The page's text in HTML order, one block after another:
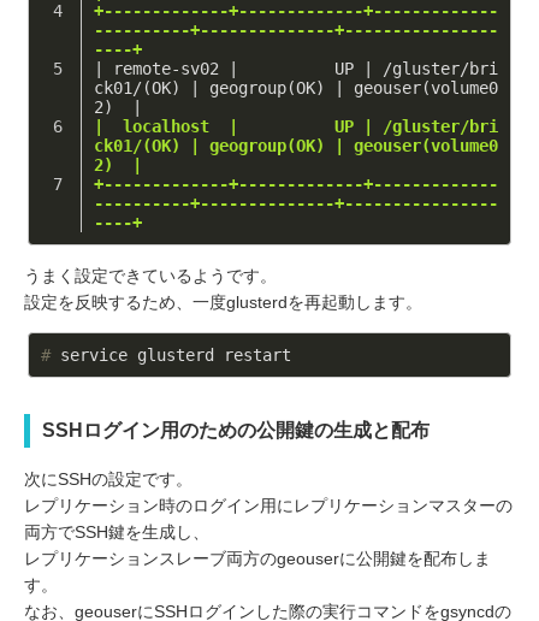
+-------------+-------------+-------------
----------+--------------+----------------
----+
| remote-sv02 |          UP | /gluster/bri
ck01/(OK) | geogroup(OK) | geouser(volume0
2)  |
|  localhost  |          UP | /gluster/bri
ck01/(OK) | geogroup(OK) | geouser(volume0
2)  |
+-------------+-------------+-------------
----------+--------------+----------------
----+
うまく設定できているようです。
設定を反映するため、一度glusterdを再起動します。
# service glusterd restart
SSHログイン用のための公開鍵の生成と配布
次にSSHの設定です。
レプリケーション時のログイン用にレプリケーションマスターの
両方でSSH鍵を生成し、
レプリケーションスレーブ両方のgeouserに公開鍵を配布しま
す。
なお、geouserにSSHログインした際の実行コマンドをgsyncdの